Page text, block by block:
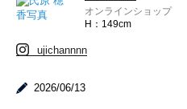
オンラインショップ
149cm
ujichannnn
2026/06/13